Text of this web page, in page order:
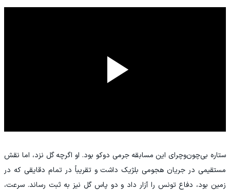
ستاره بی‌چون‌وچرای این مسابقه جرمی دوکو بود. او اگرچه گل نزد، اما نقش
مستقیمی در جریان هجومی بلژیک داشت و تقریباً در تمام دقایقی که در
زمین بود، دفاع تونس را آزار داد و دو پاس گل نیز به ثبت رساند. سرعت،